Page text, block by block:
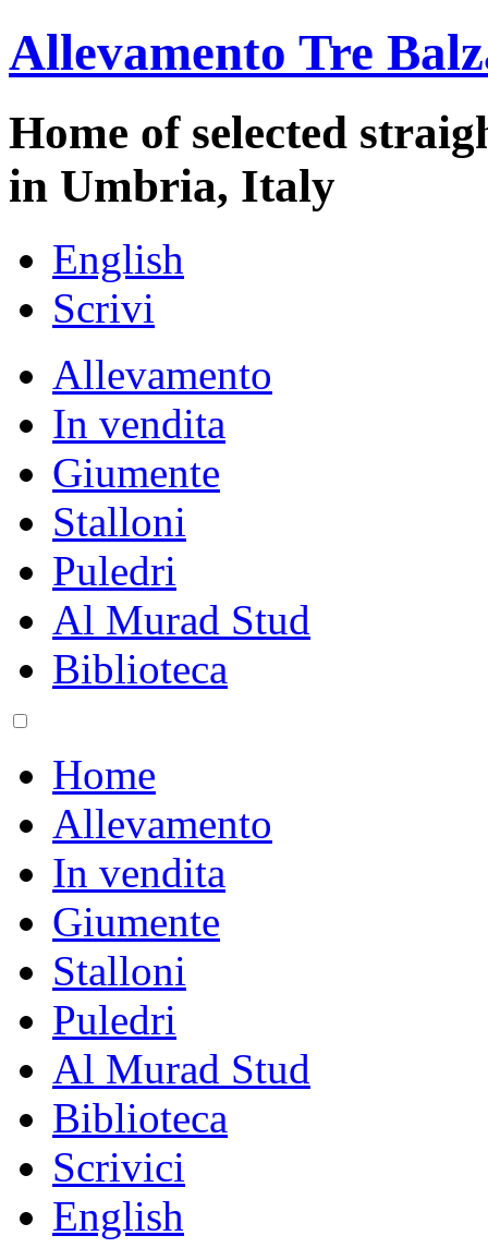
Allevamento Tre
Home of selected
in Umbria, Italy
English
Scrivi
Allevamento
In vendita
Giumente
Stalloni
Puledri
Al Murad Stud
Biblioteca
Home
Allevamento
In vendita
Giumente
Stalloni
Puledri
Al Murad Stud
Biblioteca
Scrivici
English